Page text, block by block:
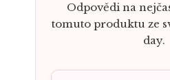
Odpovědi na
tomuto produktu ze
day.